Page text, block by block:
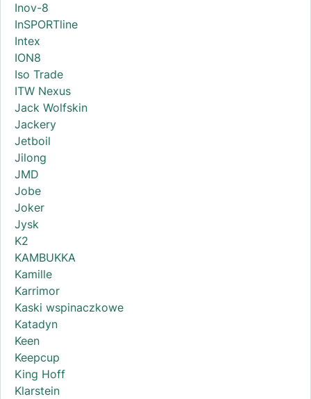
Inov-8
InSPORTline
Intex
ION8
Iso Trade
ITW Nexus
Jack Wolfskin
Jackery
Jetboil
Jilong
JMD
Jobe
Joker
Jysk
K2
KAMBUKKA
Kamille
Karrimor
Kaski wspinaczkowe
Katadyn
Keen
Keepcup
King Hoff
Klarstein